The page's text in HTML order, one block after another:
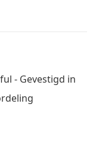
- Gevestigd in